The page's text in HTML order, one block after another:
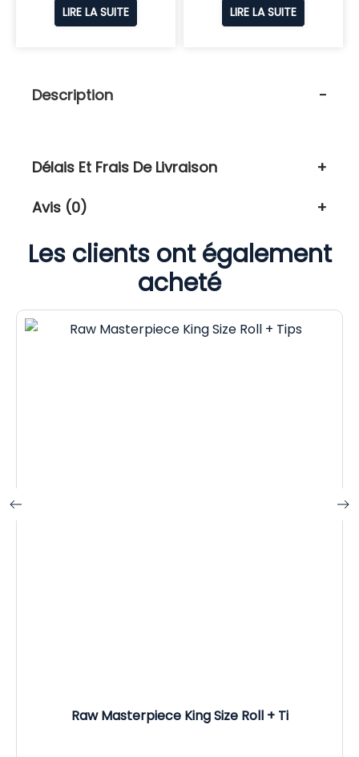
LIRE LA SUITE LIRE LA SUITE
Description
Délais Et Frais De Livraison
Avis (0)
Les clients ont également
acheté
Raw Masterpiece King Size Roll + Ti